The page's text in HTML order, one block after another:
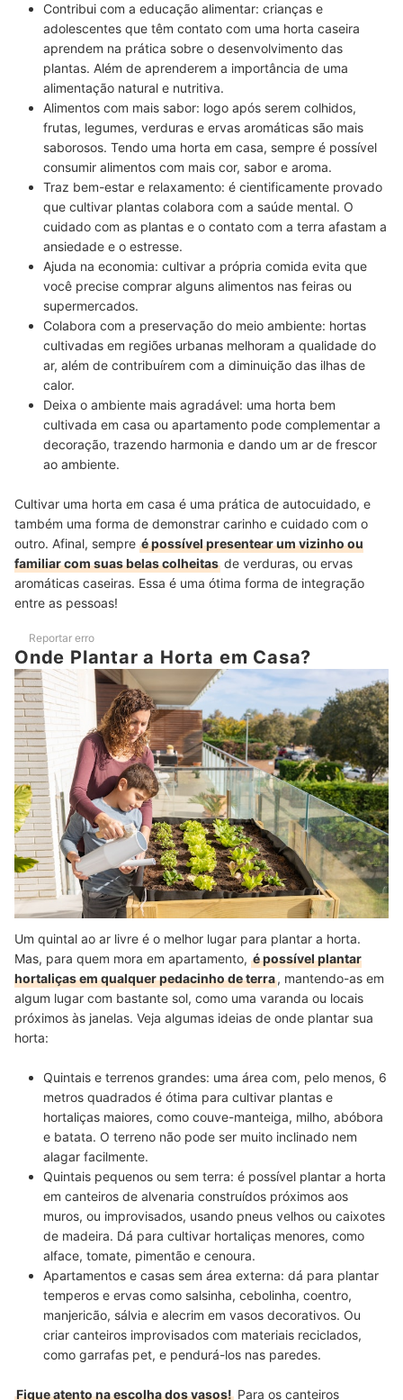
Contribui com a educação alimentar: crianças e
adolescentes que têm contato com uma horta caseira
aprendem na prática sobre o desenvolvimento das
plantas. Além de aprenderem a importância de uma
alimentação natural e nutritiva.
Alimentos com mais sabor: logo após serem colhidos,
frutas, legumes, verduras e ervas aromáticas são mais
saborosos. Tendo uma horta em casa, sempre é possível
consumir alimentos com mais cor, sabor e aroma.
Traz bem-estar e relaxamento: é cientificamente provado
que cultivar plantas colabora com a saúde mental. O
cuidado com as plantas e o contato com a terra afastam a
ansiedade e o estresse.
Ajuda na economia: cultivar a própria comida evita que
você precise comprar alguns alimentos nas feiras ou
supermercados.
Colabora com a preservação do meio ambiente: hortas
cultivadas em regiões urbanas melhoram a qualidade do
ar, além de contribuírem com a diminuição das ilhas de
calor.
Deixa o ambiente mais agradável: uma horta bem
cultivada em casa ou apartamento pode complementar a
decoração, trazendo harmonia e dando um ar de frescor
ao ambiente.
Cultivar uma horta em casa é uma prática de autocuidado, e
também uma forma de demonstrar carinho e cuidado com o
outro. Afinal, sempre é possível presentear um vizinho ou
familiar com suas belas colheitas de verduras, ou ervas
aromáticas caseiras. Essa é uma ótima forma de integração
entre as pessoas!
Reportar erro
Onde Plantar a Horta em Casa?
Um quintal ao ar livre é o melhor lugar para plantar a horta.
Mas, para quem mora em apartamento, é possível plantar
hortaliças em qualquer pedacinho de terra, mantendo-as em
algum lugar com bastante sol, como uma varanda ou locais
próximos às janelas. Veja algumas ideias de onde plantar sua
horta:
Quintais e terrenos grandes: uma área com, pelo menos, 6
metros quadrados é ótima para cultivar plantas e
hortaliças maiores, como couve-manteiga, milho, abóbora
e batata. O terreno não pode ser muito inclinado nem
alagar facilmente.
Quintais pequenos ou sem terra: é possível plantar a horta
em canteiros de alvenaria construídos próximos aos
muros, ou improvisados, usando pneus velhos ou caixotes
de madeira. Dá para cultivar hortaliças menores, como
alface, tomate, pimentão e cenoura.
Apartamentos e casas sem área externa: dá para plantar
temperos e ervas como salsinha, cebolinha, coentro,
manjericão, sálvia e alecrim em vasos decorativos. Ou
criar canteiros improvisados com materiais reciclados,
como garrafas pet, e pendurá-los nas paredes.
Fique atento na escolha dos vasos! Para os canteiros